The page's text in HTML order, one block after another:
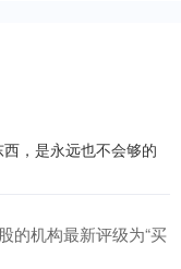
，是永远也不会够的
的机构最新评级为“买